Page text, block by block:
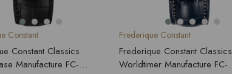
Constant
Constant Classics
Manufacture FC-
Frederique Constant
Frederique Constant Classics
Worldtimer Manufacture FC-